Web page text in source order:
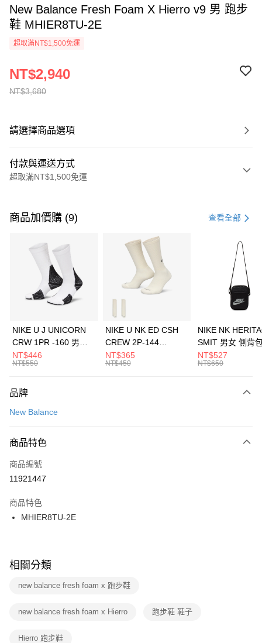
New Balance Fresh Foam X Hierro v9 男 跑步
鞋 MHIER8TU-2E
超取滿NT$1,500免運
NT$3,680
NT$2,940
請選擇商品選項
付款與運送方式
超取滿NT$1,500免運
信用卡一次付款
3 期 0 利率 每期 21家銀行
合作金庫商業銀行
第一商業銀行
華南商業銀行
彰化商業銀行
上海商業儲蓄銀行
元大商業銀行
台灣樂天信用卡公司
Apple Pay
全盈+PAY
AFTEE先享後付
【關於「AFTEE先享後付」】
便利好安心！
３．安心：先確認商品／服務後，再付款。
【「AFTEE先享後付」結帳流程】
１．於結帳方式選擇「AFTEE先享後付」後，將跳轉至「AFTEE先享後付」
２．訂單成立數日內，您將收到繳費通知簡訊。
３．收到繳費通知簡訊後14天內，點擊此簡訊中的連結，可透過四大超商／
ATM／網路銀行／等多元方式進行付款，方視為交易完成。
※ 交易是否成功請以「AFTEE先享後付 」之結帳頁面顯示為準，若有關於
是否繳費成功／繳費後需取消欲退款等相關疑問，請聯繫「AFTEE先享後付
客戶支援中心」https://netprotections.freshdesk.com/support/home
１．透過由恩沛科技股份有限公司提供之「AFTEE先享後付」服務完成之交
權轉讓予恩沛科技股份有限公司。
運送方式
每筆NT$100，滿NT$1,500(含以上)免運費
宅配
每筆NT$100，滿NT$1,500(含以上)免運費
付款後門市自取
每筆NT$100，滿NT$1,500(含以上)免運費
商品加價購 (9) 查看全部
NIKE U J UNICORN
CRW 1PR -160 男女
中統襪 FZ3393100
NT$446
NT$550
NIKE U NK ED CSH
CREW 2P-144
EMBRDY 男女 短統襪
FZ3073133
NT$365
NT$450
NIKE NK
SMIT 男女 側背
BA5871010
NT$527
NT$650
品牌
New Balance
商品特色
商品編號
11921447
商品特色
MHIER8TU-2E
相關分類
new balance fresh foam x 跑步鞋
new balance fresh foam x Hierro 跑步鞋 鞋子
Hierro 跑步鞋